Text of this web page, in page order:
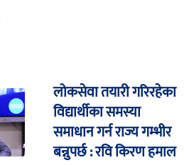
लोकसेवा तयारी गरिरहेका
विद्यार्थीका समस्या
समाधान गर्न राज्य गम्भीर
बन्नुपर्छ : रवि किरण हमाल